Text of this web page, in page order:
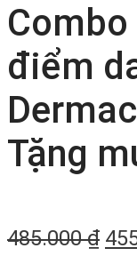
Combo
điểm
Tặng
485.000₫